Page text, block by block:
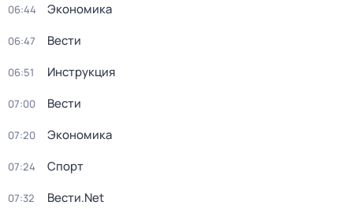
06:44 Экономика
06:47 Вести
06:51 Инструкция
07:00 Вести
07:20 Экономика
07:24 Спорт
07:32 Вести.Net